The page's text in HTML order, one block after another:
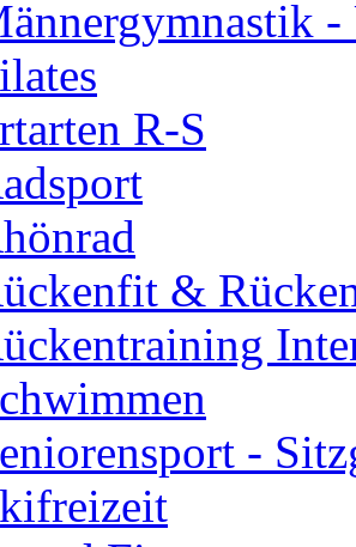
R-S
&
-